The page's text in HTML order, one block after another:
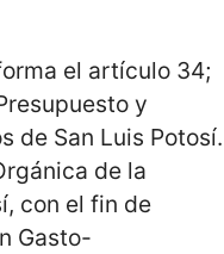
el artículo 34;
y
de San Luis Potosí.
de la
con el fin de
Gasto-